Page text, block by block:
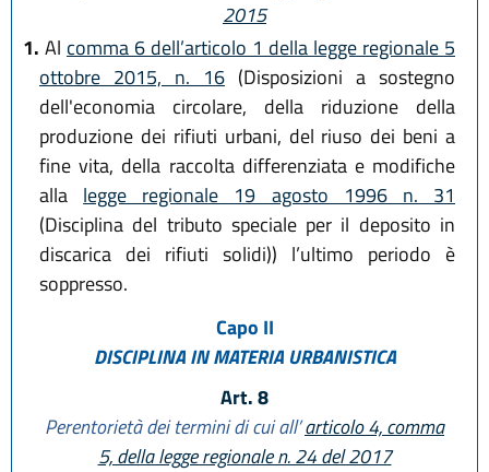
2015
1. Al comma 6 dell’articolo 1 della legge regionale 5
ottobre 2015, n. 16 (Disposizioni a sostegno
dell'economia circolare, della riduzione della
produzione dei rifiuti urbani, del riuso dei beni a
fine vita, della raccolta differenziata e modifiche
alla legge regionale 19 agosto 1996 n. 31
(Disciplina del tributo speciale per il deposito in
discarica dei rifiuti solidi)) l’ultimo periodo è
soppresso.
Capo II
DISCIPLINA IN MATERIA URBANISTICA
Art. 8
Perentorietà dei termini di cui all’articolo 4, comma
5, della legge regionale n. 24 del 2017